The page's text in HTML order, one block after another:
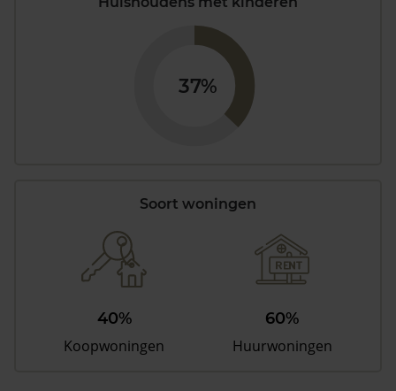
37%
Soort woningen
40%
Koopwoningen
60%
Huurwoningen